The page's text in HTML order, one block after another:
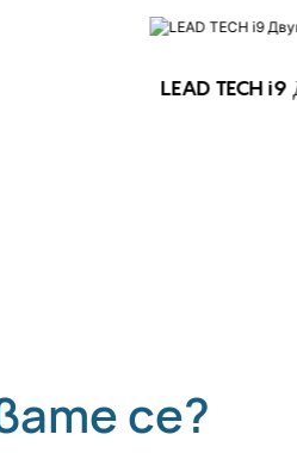
LEAD TECH i9
се?